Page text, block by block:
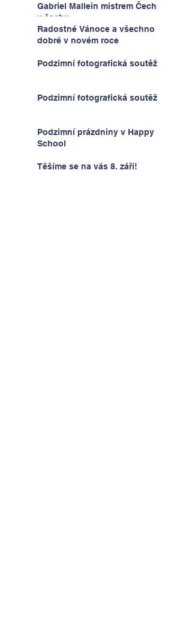
Gabriel Mallein mistrem Čech
v šachu
Radostné Vánoce a všechno
dobré v novém roce
Podzimní fotografická soutěž
Podzimní fotografická soutěž
Podzimní prázdniny v Happy
School
Těšíme se na vás 8. září!